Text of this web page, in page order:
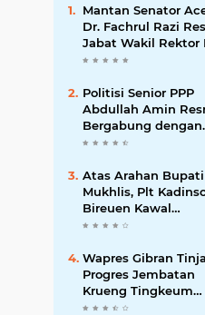
Mantan Senator
Dr. Fachrul Razi
Jabat Wakil Rektor
Universitas
Politisi Senior PPP
Abdullah Amin
Bergabung dengan
PKS Bireuen
Atas Arahan Bupati
Mukhlis, Plt
Bireuen Kawal
Percepatan
Intens
dengan Kemensos
Wapres Gibran
Progres Jembatan
Krueng Tingkeum
Kuta Blang